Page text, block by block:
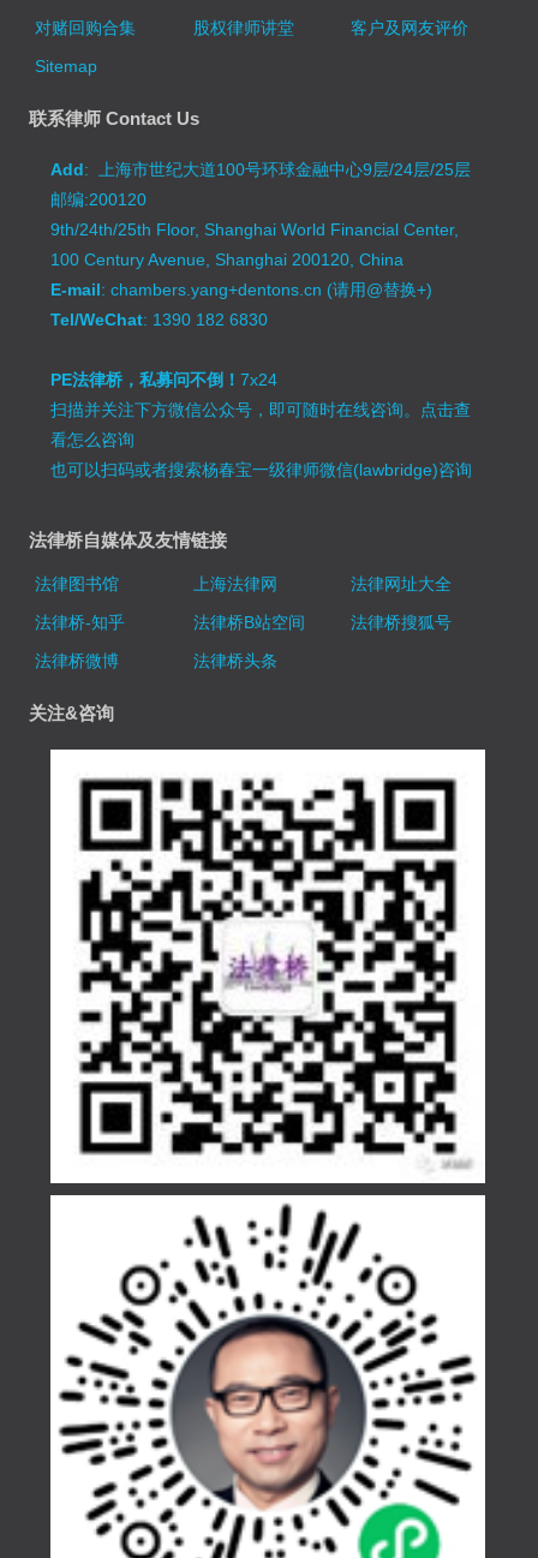
对赌回购合集
股权律师讲堂
客户及网友评价
Sitemap
联系律师 Contact Us
Add: 上海市世纪大道100号环球金融中心9层/24层/25层
邮编:200120
9th/24th/25th Floor, Shanghai World Financial Center,
100 Century Avenue, Shanghai 200120, China
E-mail: chambers.yang+dentons.cn (请用@替换+)
Tel/WeChat: 1390 182 6830
PE法律桥，私募问不倒！7x24
扫描并关注下方微信公众号，即可随时在线咨询。 点击查
看怎么咨询
也可以扫码或者搜索杨春宝一级律师微信(lawbridge)咨询
法律桥自媒体及友情链接
法律图书馆 上海法律网
法律网址大全
法律桥-知乎
法律桥B站空间
法律桥搜狐号
法律桥微博
法律桥头条
关注&咨询